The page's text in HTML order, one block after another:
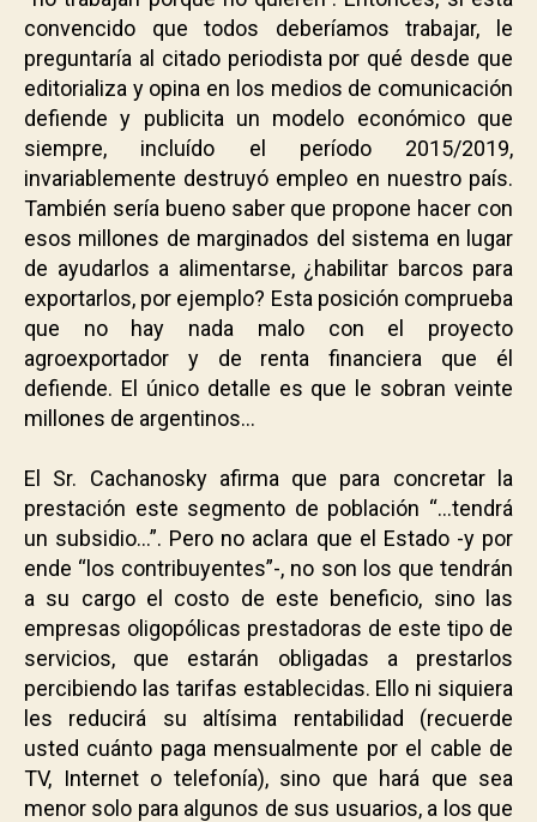
convencido que todos deberíamos trabajar, le
preguntaría al citado periodista por qué desde que
editorializa y opina en los medios de comunicación
defiende y publicita un modelo económico que
siempre, incluído el período 2015/2019,
invariablemente destruyó empleo en nuestro país.
También sería bueno saber que propone hacer con
esos millones de marginados del sistema en lugar
de ayudarlos a alimentarse, ¿habilitar barcos para
exportarlos, por ejemplo? Esta posición comprueba
que no hay nada malo con el proyecto
agroexportador y de renta financiera que él
defiende. El único detalle es que le sobran veinte
millones de argentinos…
El Sr. Cachanosky afirma que para concretar la
prestación este segmento de población “…tendrá
un subsidio…”. Pero no aclara que el Estado -y por
ende “los contribuyentes”-, no son los que tendrán
a su cargo el costo de este beneficio, sino las
empresas oligopólicas prestadoras de este tipo de
servicios, que estarán obligadas a prestarlos
percibiendo las tarifas establecidas. Ello ni siquiera
les reducirá su altísima rentabilidad (recuerde
usted cuánto paga mensualmente por el cable de
TV, Internet o telefonía), sino que hará que sea
menor solo para algunos de sus usuarios, a los que